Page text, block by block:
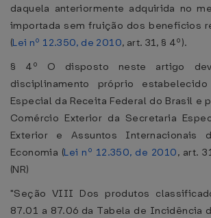
daquela anteriormente adquirida no
importada sem fruição dos benefícios
(Lei nº 12.350, de 2010, art. 31, § 4º).
§ 4º O disposto neste artigo
disciplinamento próprio
Especial da Receita Federal do Brasil e
Comércio Exterior da Secretaria
Exterior e Assuntos Internacionais
Economia (Lei nº 12.350, de 2010, art.
(NR)
"Seção VIII Dos produtos
87.01 a 87.06 da Tabela de Incidência